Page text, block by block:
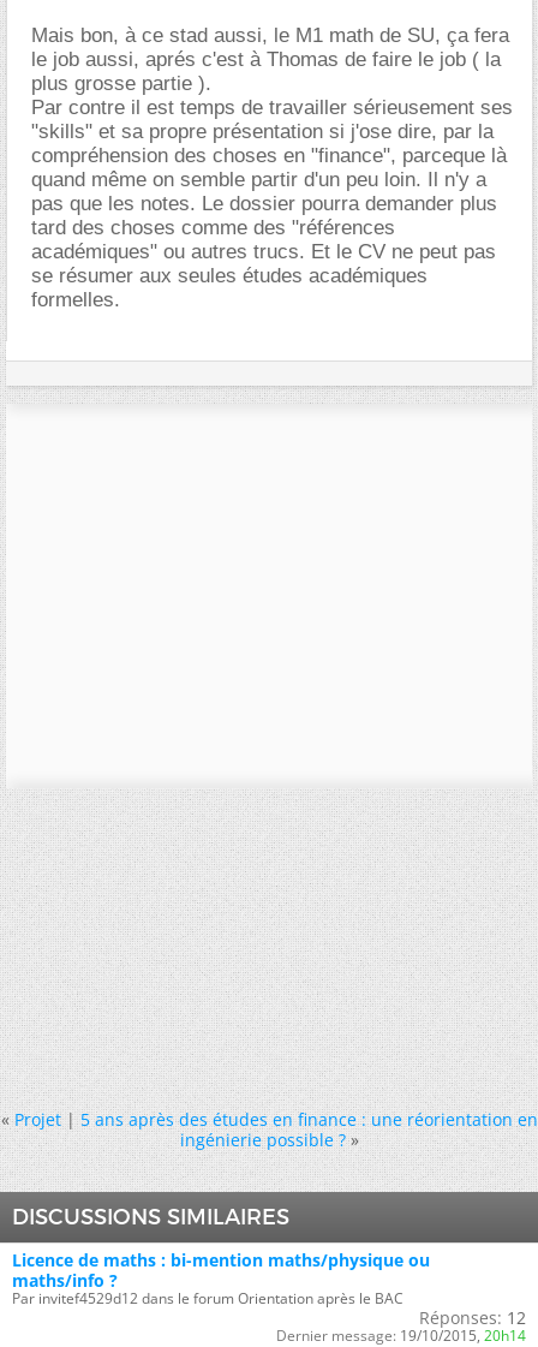
Mais bon, à ce stad aussi, le M1 math de SU, ça fera
le job aussi, aprés c'est à Thomas de faire le job ( la
plus grosse partie ).
Par contre il est temps de travailler sérieusement ses
"skills" et sa propre présentation si j'ose dire, par la
compréhension des choses en "finance", parceque là
quand même on semble partir d'un peu loin. Il n'y a
pas que les notes. Le dossier pourra demander plus
tard des choses comme des "références
académiques" ou autres trucs. Et le CV ne peut pas
se résumer aux seules études académiques
formelles.
« Projet|5 ans après des études en finance : une réorientation en
ingénierie possible ? »
DISCUSSIONS SIMILAIRES
Licence de maths : bi-mention maths/physique ou
maths/info ?
Par invitef4529d12 dans le forum Orientation après le BAC
Réponses: 12
Dernier message: 19/10/2015, 20h14